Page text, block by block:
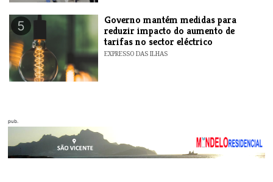
5
Governo mantém medidas para
reduzir impacto do aumento de
tarifas no sector eléctrico
EXPRESSO DAS ILHAS
pub.